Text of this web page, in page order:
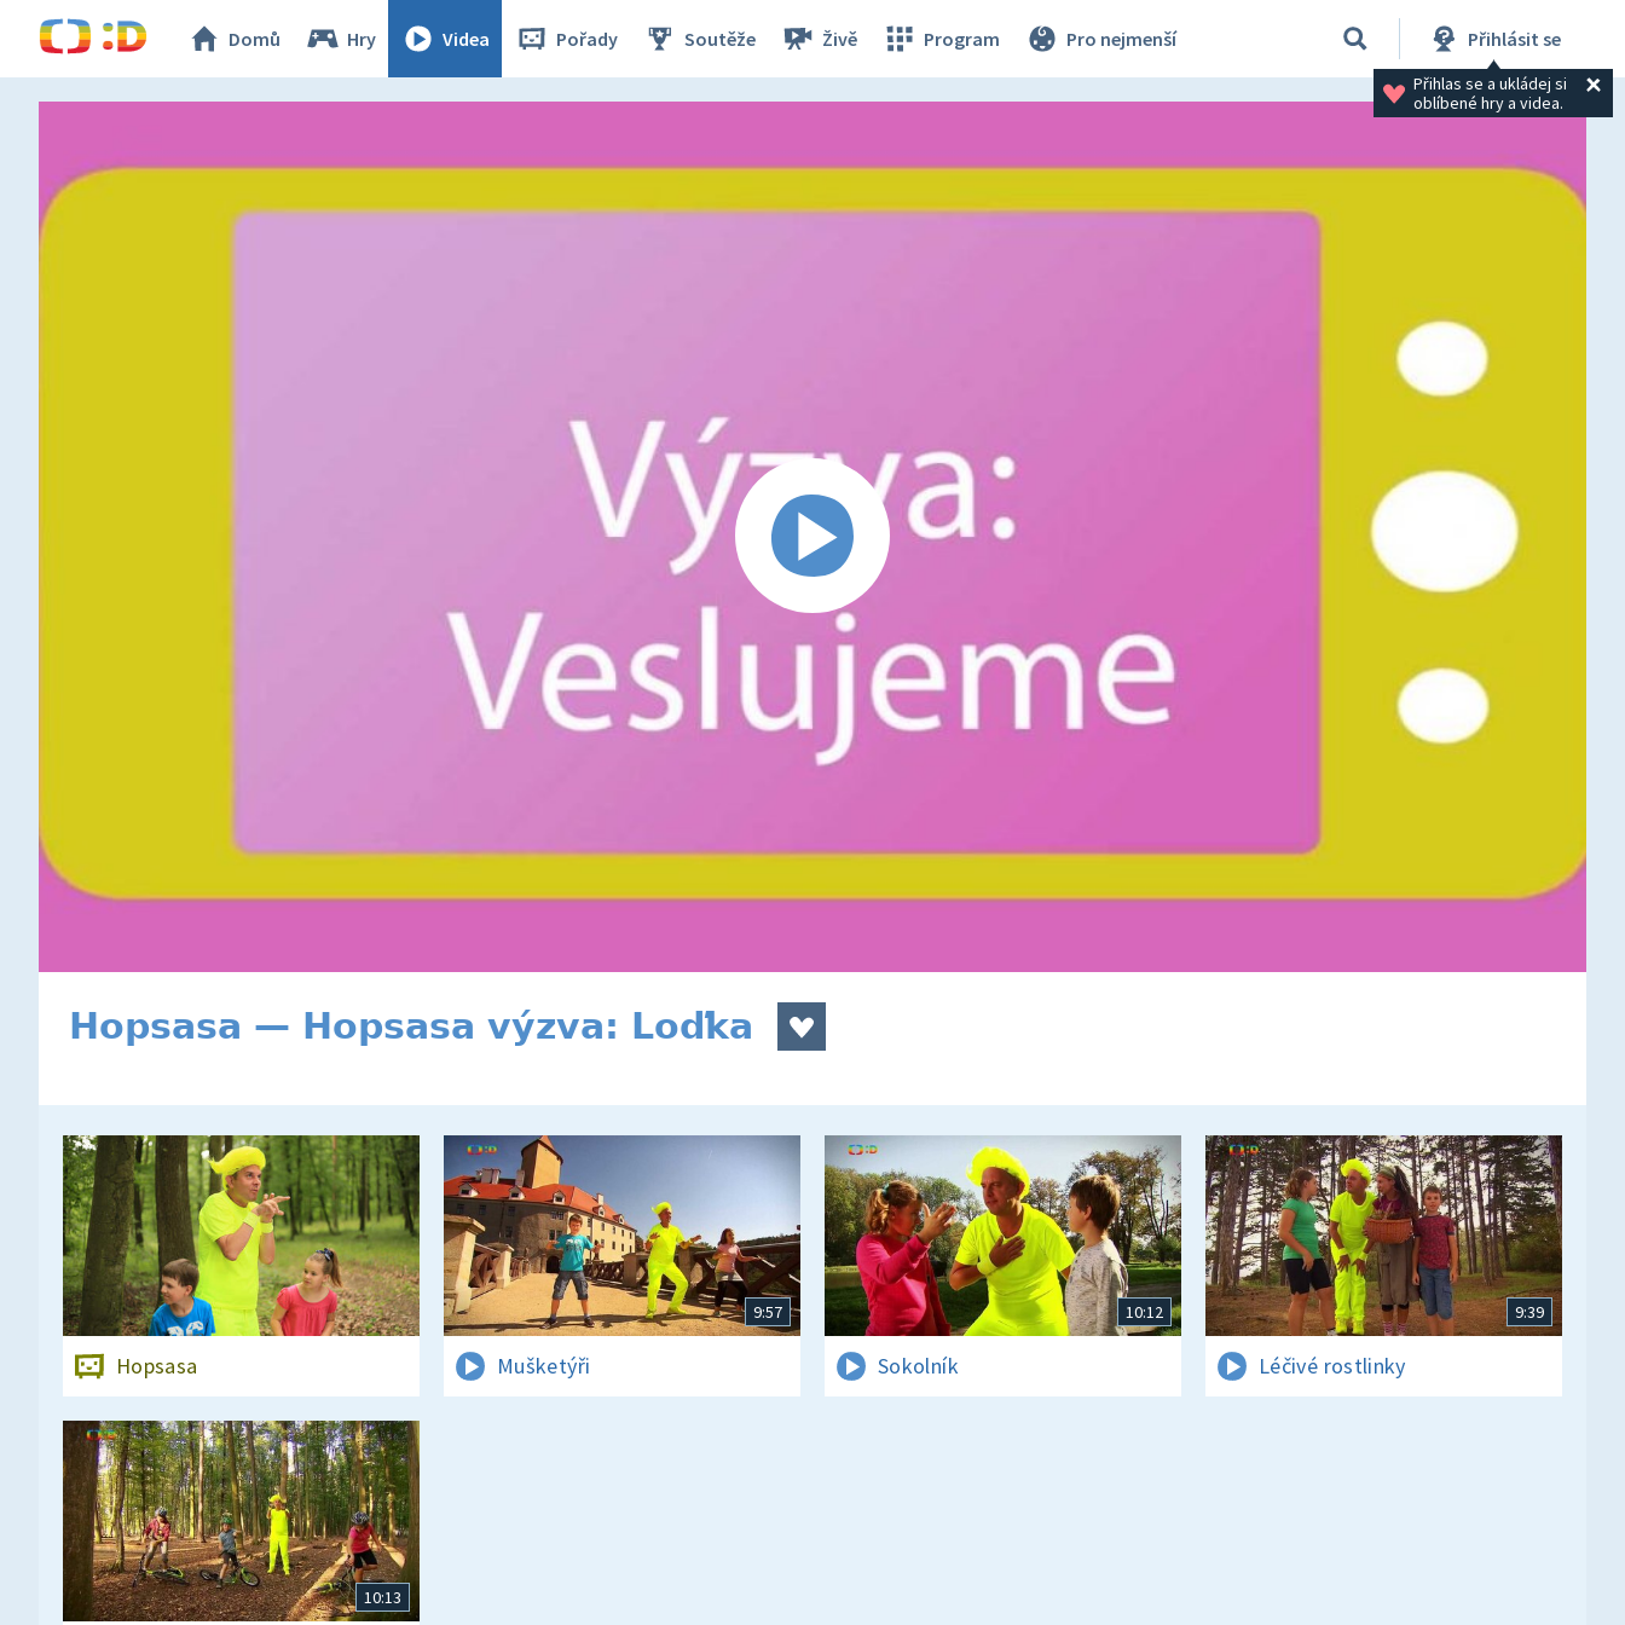
Domů Hry Videa Pořady Soutěže Živě Program Pro nejmenší Přihlásit se
Přihlas se a ukládej si
oblíbené hry a videa.
Hopsasa — Hopsasa výzva: Loďka
Hopsasa
9:57
Mušketýři
10:12
Sokolník
9:39
Léčivé rostlinky
10:13